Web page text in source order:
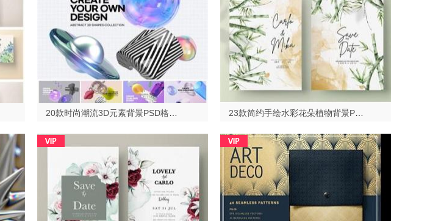
20款时尚潮流3D元素背景PSD格式2023513 23款简约手绘水彩花朵植物背景PSD格式2023513